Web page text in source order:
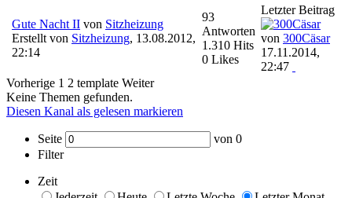
Gute Nacht II von Sitzheizung
Erstellt von Sitzheizung, 13.08.2012,
22:14
93
Antworten
1.310 Hits
0 Likes
Letzter Beitrag
von 300Cäsar
17.11.2014,
22:47
Vorherige 1 2 template Weiter
Keine Themen gefunden.
Diesen Kanal als gelesen markieren
Seite von 0
Filter
Zeit